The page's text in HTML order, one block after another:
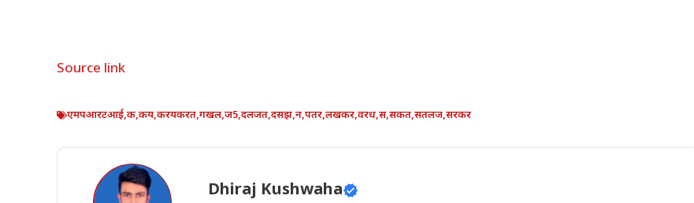
Source link
एमपआरटआई,क,कय,करयकरत,गखल,ज5,दलजत,दसझ,न,पतर,लखकर,वरध,स,सकत,सतलज,सरकर
Dhiraj Kushwaha